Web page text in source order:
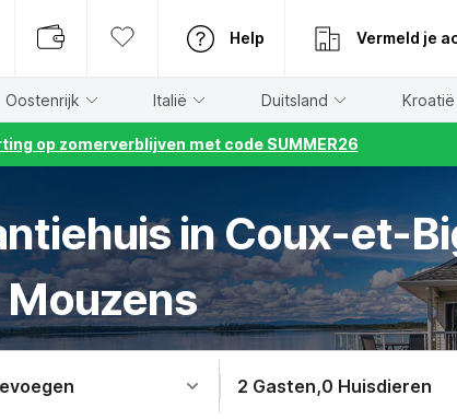
Help Vermeld je
Oostenrijk Italië Duitsland Kroatië
op zomerverblijven met code SUMMER26
in Coux-et-
Mouzens
2 Gasten,0 Huisdieren